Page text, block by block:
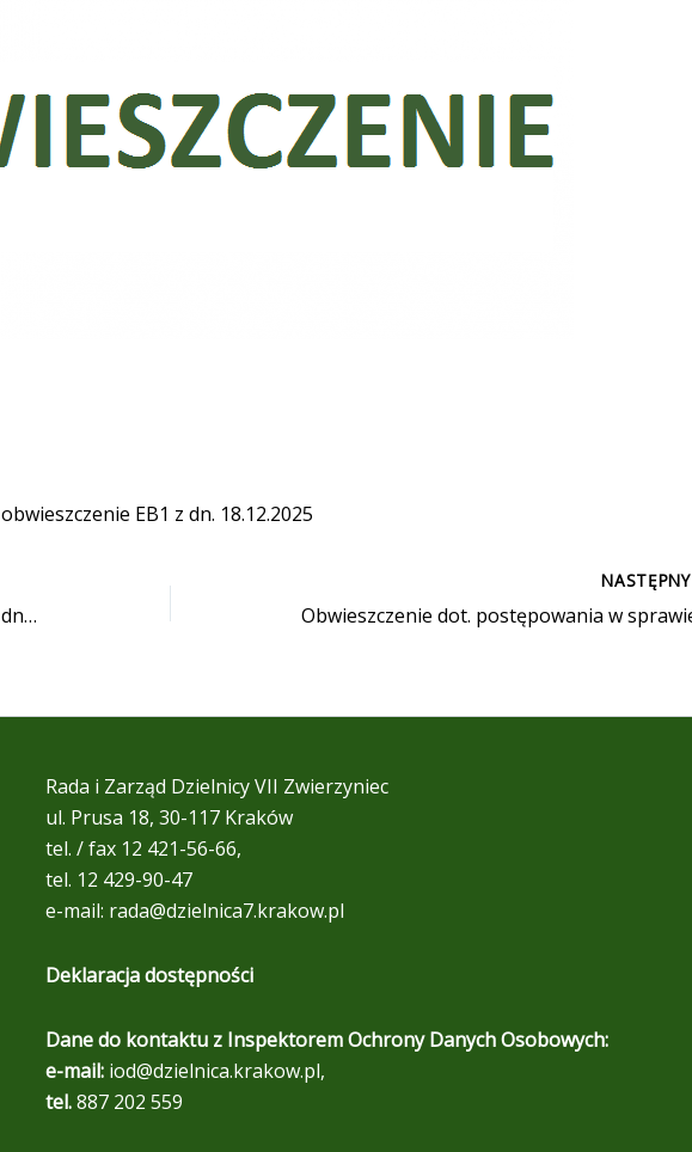
obwieszczenie EB1 z dn. 18.12.2025
Praca Biura Rady Dzielnicy w najbliższych dniach
NASTĘPNY
Rada i Zarząd Dzielnicy VII Zwierzyniec
ul. Prusa 18, 30-117 Kraków
tel. / fax 12 421-56-66,
tel. 12 429-90-47
e-mail: rada@dzielnica7.krakow.pl
Deklaracja dostępności
Dane do kontaktu z Inspektorem Ochrony Danych Osobowych:
e-mail: iod@dzielnica.krakow.pl,
tel.887 202 559